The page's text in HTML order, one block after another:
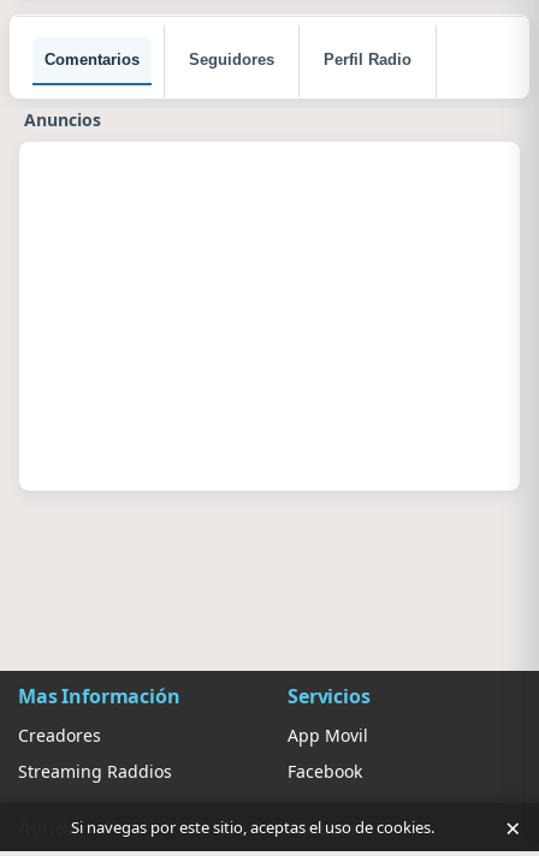
Comentarios Seguidores Perfil Radio
Anuncios
Mas Información
Creadores
Streaming Raddios
Servicios
App Movil
Facebook
Ayuda Ajustes
Si navegas por este sitio, aceptas el uso de cookies. ×